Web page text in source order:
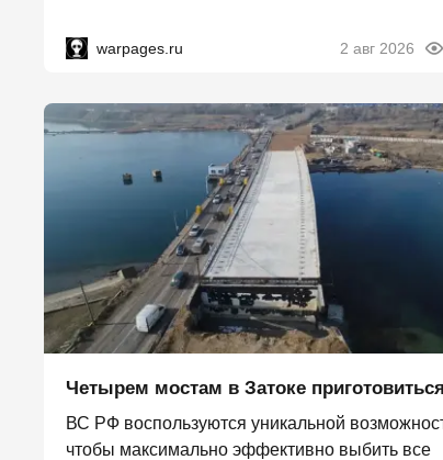
warpages.ru 2 авг 2026
Четырем мостам в Затоке
ВС РФ воспользуются уникальной
чтобы максимально эффективно выбить все